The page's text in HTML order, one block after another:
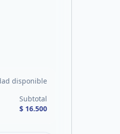
disponible
Subtotal
$ 16.500